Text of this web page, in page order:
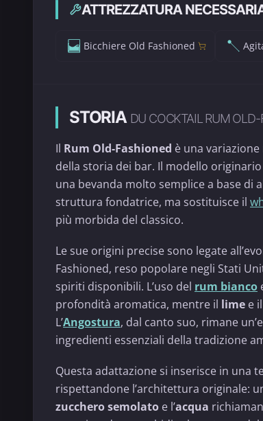
ATTREZZATURA
Bicchiere Old Fashioned
STORIA DU COCKTAIL RUM
Il Rum Old-Fashioned è una
della storia dei bar. Il modello originario
una bevanda molto semplice a base di
struttura fondatrice, ma sostituisce il
più morbida del classico.
Le sue origini precise sono legate
Fashioned, reso popolare negli Stati
spiriti disponibili. L’uso del rum bianco
profondità aromatica, mentre il lime e il
L’Angostura, dal canto suo, rimane
ingredienti essenziali della tradizione
Questa adattazione si inserisce in una
rispettandone l’architettura originale:
zucchero semolato e l’acqua